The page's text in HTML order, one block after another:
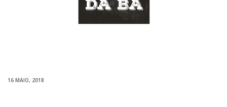
16 MAIO, 2018